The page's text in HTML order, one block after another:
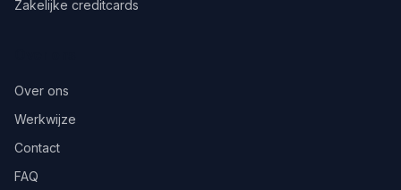
Zakelijke creditcards
Over ons
Werkwijze
Contact
FAQ